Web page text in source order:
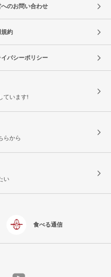
へのお問い合わせ
規約
イバシーポリシー
ています!
らから
い
食べる通信